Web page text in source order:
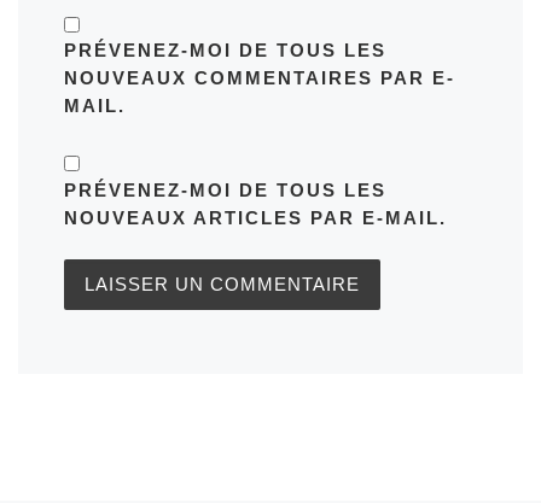
PRÉVENEZ-MOI DE TOUS LES
NOUVEAUX COMMENTAIRES PAR E-
MAIL.
PRÉVENEZ-MOI DE TOUS LES
NOUVEAUX ARTICLES PAR E-MAIL.